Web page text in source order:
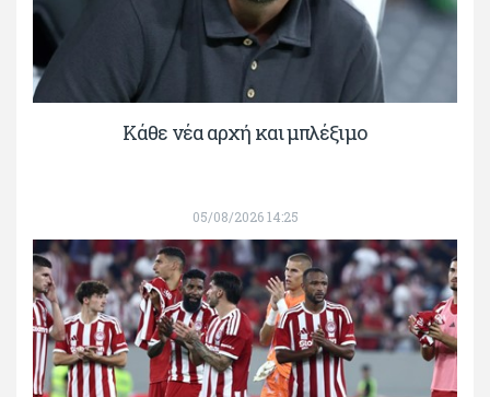
Κάθε νέα αρχή και μπλέξιμο
05/08/2026 14:25